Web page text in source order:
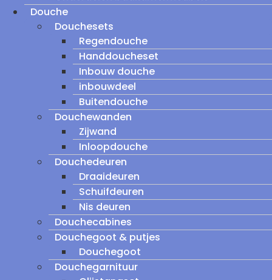
Douche
Douchesets
Regendouche
Handdoucheset
Inbouw douche
inbouwdeel
Buitendouche
Douchewanden
Zijwand
Inloopdouche
Douchedeuren
Draaideuren
Schuifdeuren
Nis deuren
Douchecabines
Douchegoot & putjes
Douchegoot
Douchegarnituur